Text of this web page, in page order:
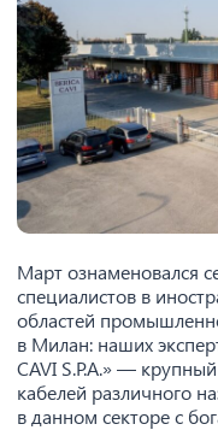
Март ознаменовался
специалистов в
областей
в Милан: наших
CAVI S.P.A.» —
кабелей различного
в данном секторе с